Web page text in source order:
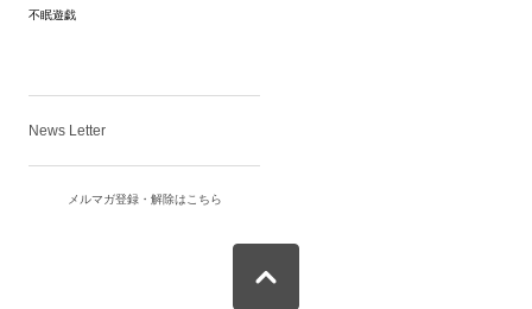
不眠遊戯
News Letter
メルマガ登録・解除はこちら